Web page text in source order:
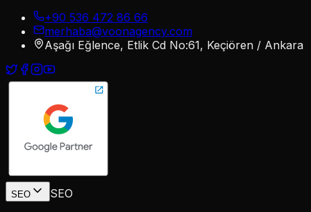
+90 536 472 86 66
merhaba@voonagency.com
Aşağı Eğlence, Etlik Cd No:61, Keçiören / Ankara
SEO
SEO